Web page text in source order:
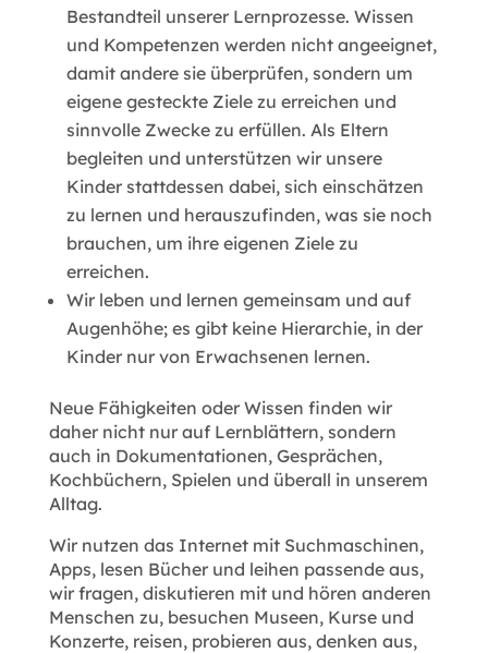
Bestandteil unserer Lernprozesse. Wissen
und Kompetenzen werden nicht angeeignet,
damit andere sie überprüfen, sondern um
eigene gesteckte Ziele zu erreichen und
sinnvolle Zwecke zu erfüllen. Als Eltern
begleiten und unterstützen wir unsere
Kinder stattdessen dabei, sich einschätzen
zu lernen und herauszufinden, was sie noch
brauchen, um ihre eigenen Ziele zu
erreichen.
Wir leben und lernen gemeinsam und auf
Augenhöhe; es gibt keine Hierarchie, in der
Kinder nur von Erwachsenen lernen.
Neue Fähigkeiten oder Wissen finden wir
daher nicht nur auf Lernblättern, sondern
auch in Dokumentationen, Gesprächen,
Kochbüchern, Spielen und überall in unserem
Alltag.
Wir nutzen das Internet mit Suchmaschinen,
Apps, lesen Bücher und leihen passende aus,
wir fragen, diskutieren mit und hören anderen
Menschen zu, besuchen Museen, Kurse und
Konzerte, reisen, probieren aus, denken aus,